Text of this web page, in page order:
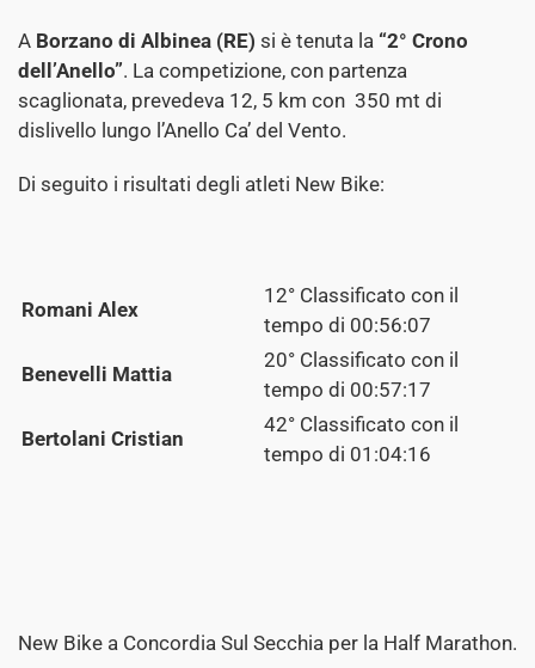
A Borzano di Albinea (RE) si è tenuta la “2° Crono
dell’Anello”. La competizione, con partenza
scaglionata, prevedeva 12, 5 km con 350 mt di
dislivello lungo l’Anello Ca’ del Vento.
Di seguito i risultati degli atleti New Bike:
Romani Alex
12° Classificato con il
tempo di 00:56:07
Benevelli Mattia
20° Classificato con il
tempo di 00:57:17
Bertolani Cristian
42° Classificato con il
tempo di 01:04:16
New Bike a Concordia Sul Secchia per la Half Marathon.